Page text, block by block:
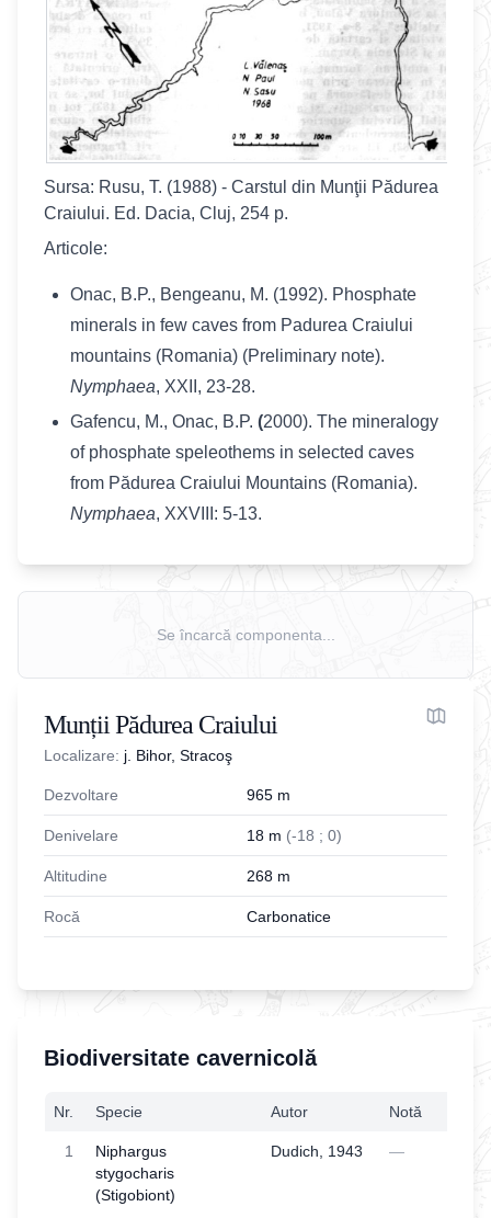
Sursa: Rusu, T. (1988) - Carstul din Munţii Pădurea
Craiului. Ed. Dacia, Cluj, 254 p.
Articole:
Onac, B.P., Bengeanu, M. (1992). Phosphate
minerals in few caves from Padurea Craiului
mountains (Romania) (Preliminary note).
Nymphaea, XXII, 23-28.
Gafencu, M., Onac, B.P. (2000). The mineralogy
of phosphate speleothems in selected caves
from Pădurea Craiului Mountains (Romania).
Nymphaea, XXVIII: 5-13.
Se încarcă componenta...
Munții Pădurea Craiului
Localizare: j. Bihor, Stracoş
Dezvoltare 965 m
Denivelare 18 m (-18 ; 0)
Altitudine 268 m
Rocă Carbonatice
Biodiversitate cavernicolă
Nr. Specie Autor Notă
1
Niphargus
stygocharis
(Stigobiont)
Dudich, 1943 —